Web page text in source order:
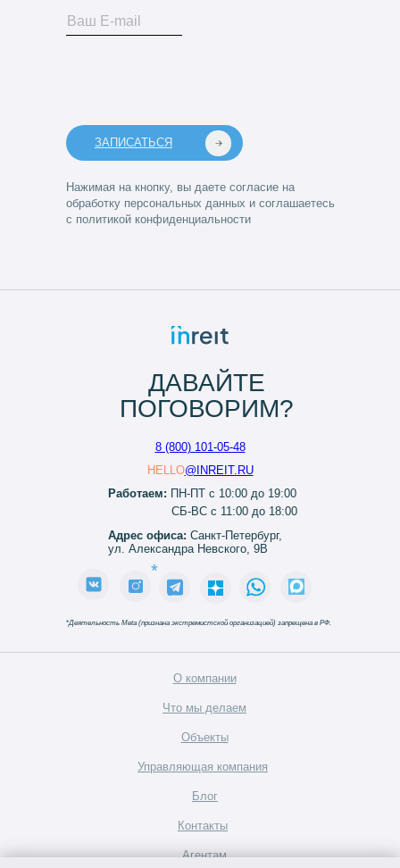
ЗАПИСАТЬСЯ
Нажимая на кнопку, вы даете согласие на
обработку персональных данных и соглашаетесь
с политикой конфиденциальности
О компании
Блог
Объекты
Что мы делаем
Контакты
Управляющая компания
ДАВАЙТЕ
ПОГОВОРИМ?
8 (800) 101-05-48
HELLO@INREIT.RU
Агентам
Работаем: ПН-ПТ с 10:00 до 19:00
СБ-ВС с 11:00 до 18:00
Адрес офиса: Санкт-Петербург,
ул. Александра Невского, 9В
*
*Деятельность Meta (признана экстремистской организацией) запрещена в РФ.